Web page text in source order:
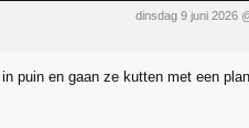
dinsdag 9 juni 2026
puin en gaan ze kutten met een